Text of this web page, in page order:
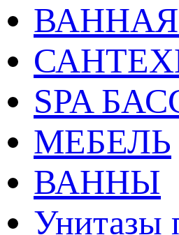
ВАННАЯ
SPA
МЕБЕЛЬ
ВАННЫ
Унитазы